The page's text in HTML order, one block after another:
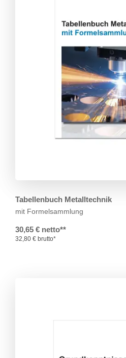
Tabellenbuch Metalltechnik
mit Formelsammlung
30,65 € netto**
32,80 € brutto*